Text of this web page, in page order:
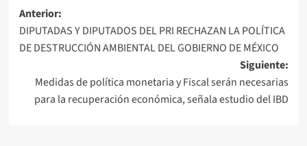
Navegación
de
entradas
Anterior:
DIPUTADAS Y DIPUTADOS DEL PRI RECHAZAN LA POLÍTICA
DE DESTRUCCIÓN AMBIENTAL DEL GOBIERNO DE MÉXICO
Siguiente:
Medidas de política monetaria y Fiscal serán necesarias
para la recuperación económica, señala estudio del IBD